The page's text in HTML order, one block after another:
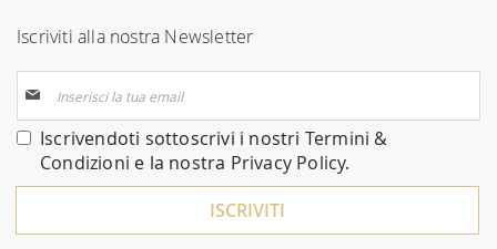
Iscriviti alla nostra Newsletter
alla
nostra
Newsletter:
Iscrivendoti sottoscrivi i nostri Termini &
Condizioni e la nostra Privacy Policy.
ISCRIVITI